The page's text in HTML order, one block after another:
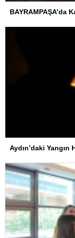
BAYRAMPAŞA’da
Aydın’daki